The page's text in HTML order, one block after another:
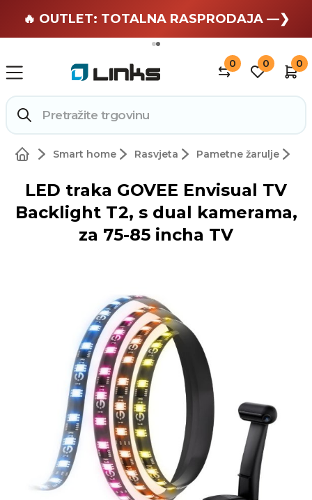
🏄 Zaslužuješ odmor —❯
🔥 OUTLET: TOTALNA RASPRODAJA —❯
0 0 0
Smart home Rasvjeta Pametne žarulje
LED traka GOVEE Envisual TV
Backlight T2, s dual kamerama,
za 75-85 incha TV